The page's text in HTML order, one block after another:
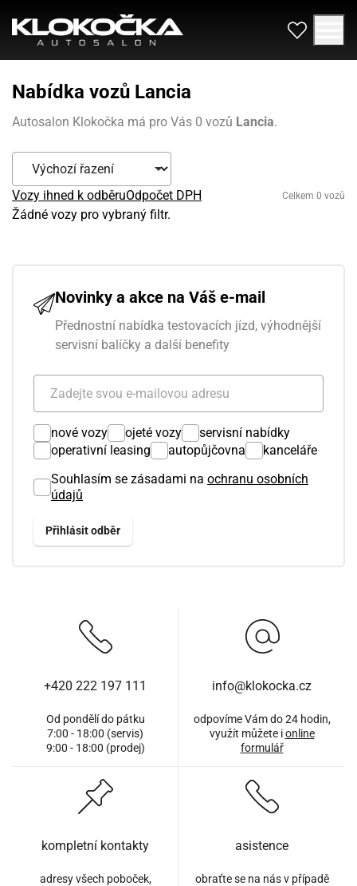
Nabídka vozů Lancia
Autosalon Klokočka má pro Vás 0 vozů Lancia.
Vozy ihned k odběruOdpočet DPH Celkem 0 vozů
Žádné vozy pro vybraný filtr.
Novinky a akce na Váš e-mail
Přednostní nabídka testovacích jízd, výhodnější
servisní balíčky a další benefity
nové vozy ojeté vozy
servisní nabídky
operativní leasing
autopůjčovna
kanceláře
Souhlasím se zásadami na ochranu osobních
údajů
+420 222 197 111
Od pondělí do pátku
7:00 - 18:00 (servis)
9:00 - 18:00 (prodej)
info@klokocka.cz
odpovíme Vám do 24 hodin,
využít můžete ionline
formulář
kompletní kontakty
adresy všech poboček,
asistence
obraťte se na nás v případě